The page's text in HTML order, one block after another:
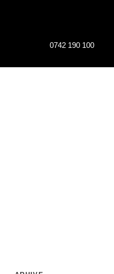
0742 190 100